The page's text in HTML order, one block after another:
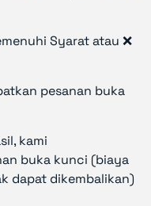
Syarat atau ❌
pesanan buka
kami
buka kunci (biaya
dapat dikembalikan)